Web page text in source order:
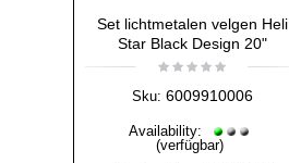
Set lichtmetalen velgen Heli
Star Black Design 20"
Sku: 6009910006
Availability:
(verfügbar)